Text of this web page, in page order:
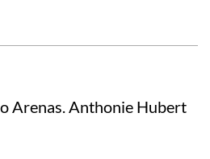
Arenas. Anthonie Hubert